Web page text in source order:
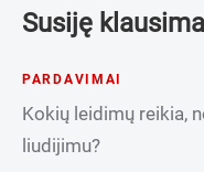
Susiję
PARDAVIMAI
Kokių leidimų reikia,
liudijimu?